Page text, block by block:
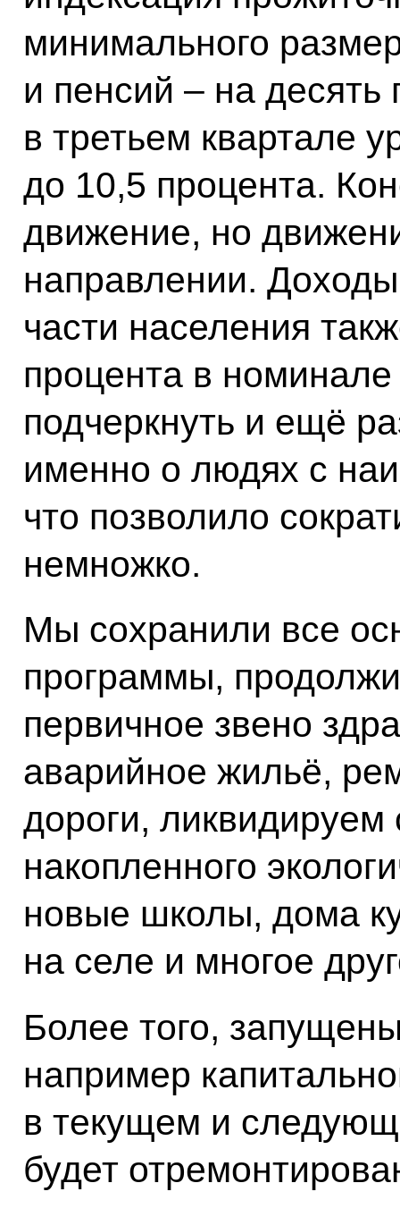
минимального
и пенсий – на десять
в третьем квартале
до 10,5 процента.
движение, но
направлении.
части населения
процента в
подчеркнуть и ещё
именно о людях с
что позволило
немножко.
Мы сохранили все
программы,
первичное звено
аварийное жильё,
дороги, ликвидируем
накопленного
новые школы, дома
на селе и многое
Более того,
например
в текущем и
будет